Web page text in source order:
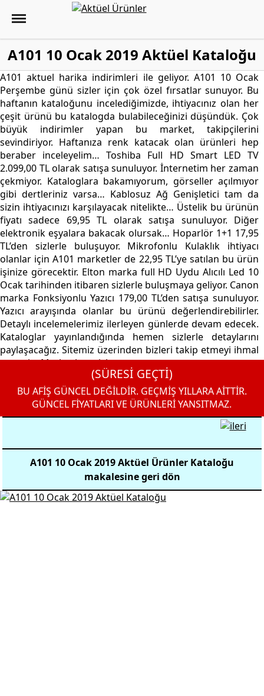
A101 10 Ocak 2019 Aktüel Kataloğu
A101 aktuel harika indirimleri ile geliyor. A101 10 Ocak
Perşembe günü sizler için çok özel fırsatlar sunuyor. Bu
haftanın kataloğunu incelediğimizde, ihtiyacınız olan her
çeşit ürünü bu katalogda bulabileceğinizi düşündük. Çok
büyük indirimler yapan bu market, takipçilerini
sevindiriyor. Haftanıza renk katacak olan ürünleri hep
beraber inceleyelim… Toshiba Full HD Smart LED TV
2.099,00 TL olarak satışa sunuluyor. İnternetim her zaman
çekmiyor. Kataloglara bakamıyorum, görseller açılmıyor
gibi dertleriniz varsa… Kablosuz Ağ Genişletici tam da
sizin ihtiyacınızı karşılayacak nitelikte… Üstelik bu ürünün
fiyatı sadece 69,95 TL olarak satışa sunuluyor. Diğer
elektronik eşyalara bakacak olursak… Hoparlör 1+1 17,95
TL’den sizlerle buluşuyor. Mikrofonlu Kulaklık ihtiyacı
olanlar için A101 marketler de 22,95 TL’ye satılan bu ürün
işinize görecektir. Elton marka full HD Uydu Alıcılı Led 10
Ocak tarihinden itibaren sizlerle buluşmaya geliyor. Canon
marka Fonksiyonlu Yazıcı 179,00 TL’den satışa sunuluyor.
Yazıcı arayışında olanlar bu ürünü değerlendirebilirler.
Detaylı incelemelerimiz ilerleyen günlerde devam edecek.
Kataloglar yayınlandığında hemen sizlerle detaylarını
paylaşacağız. Sitemiz üzerinden bizleri takip etmeyi ihmal
etmeyin. Mutlu alışverişler…
(SÜRESİ GEÇTİ)
BU AFİŞ GÜNCEL DEĞİLDİR. GEÇMİŞ YILLARA AİTTİR.
GÜNCEL FİYATLARI VE ÜRÜNLERİ YANSITMAZ.
A101 10 Ocak 2019 Aktüel Ürünler Kataloğu
makalesine geri dön